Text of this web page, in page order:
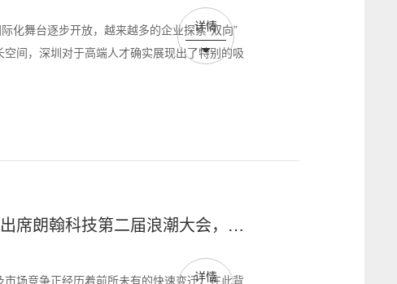
化舞台逐步开放，越来越多的企业探索“双向”
间，深圳对于高端人才确实展现出了特别的吸
详情
席朗翰科技第二届浪潮大会，分
场竞争正经历着前所未有的快速变迁，在此背
详情